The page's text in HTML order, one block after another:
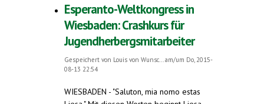
Esperanto-Weltkongress in
Wiesbaden: Crashkurs für
Jugendherbergsmitarbeiter
Gespeichert von Louis von Wunsc...am/um Do, 2015-
08-13 22:54
WIESBADEN - "Saluton, mia nomo estas